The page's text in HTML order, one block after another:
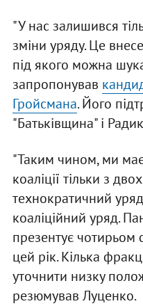
"У нас залишився
зміни уряду. Це
під якого можна
запропонував
Гройсмана. Його
"Батьківщина" і
"Таким чином, ми
коаліції тільки з
технократичний
коаліційний уряд.
презентує чотирьом
цей рік. Кілька
уточнити низку
резюмував Луценко.